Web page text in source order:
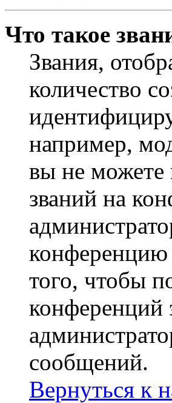
Что такое
Звания,
количество
например,
вы не можете
званий на
того, чтобы
конференций
сообщений.
Вернуться к